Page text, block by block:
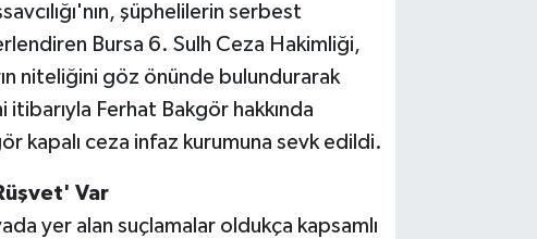
şüphelilerin serbest
Bursa 6. Sulh Ceza Hakimliği,
niteliğini göz önünde bulundurarak
Ferhat Bakgör hakkında
kapalı ceza infaz kurumuna sevk edildi.
Var
yer alan suçlamalar oldukça kapsamlı